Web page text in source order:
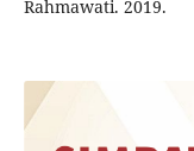
Rahmawati. 2019.